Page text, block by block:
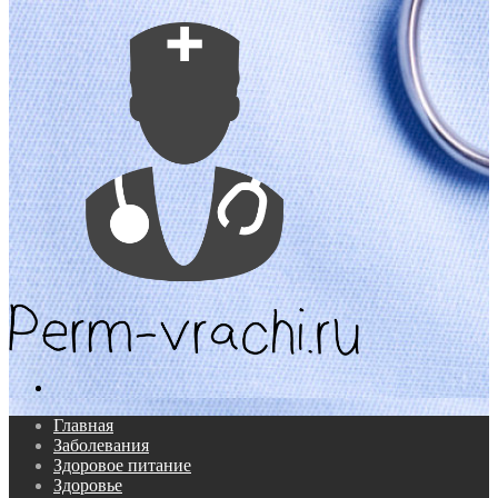
Поиск...
Главная
Заболевания
Здоровое питание
Здоровье